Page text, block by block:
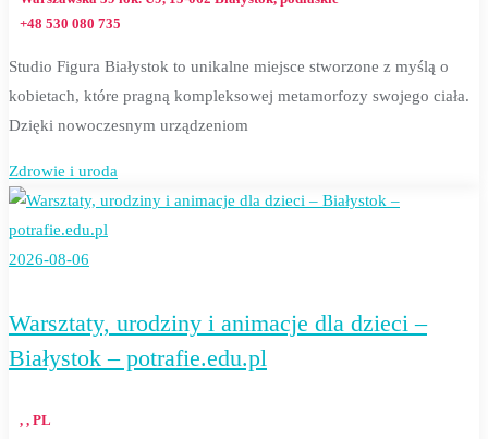
+48 530 080 735
Studio Figura Białystok to unikalne miejsce stworzone z myślą o
kobietach, które pragną kompleksowej metamorfozy swojego ciała.
Dzięki nowoczesnym urządzeniom
Zdrowie i uroda
2026-08-06
Warsztaty, urodziny i animacje dla dzieci –
Białystok – potrafie.edu.pl
, , PL